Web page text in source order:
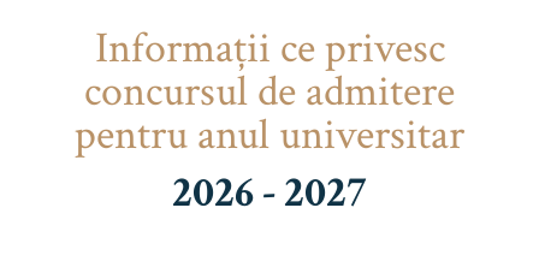
Informaţii ce privesc
concursul de admitere
pentru anul universitar
2026 - 2027